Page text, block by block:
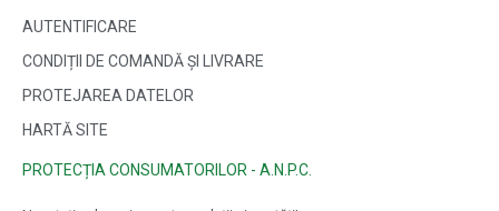
AUTENTIFICARE
CONDIȚII DE COMANDĂ ȘI LIVRARE
PROTEJAREA DATELOR
HARTĂ SITE
PROTECȚIA CONSUMATORILOR - A.N.P.C.